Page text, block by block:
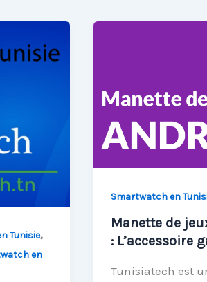
Tunisie,
en
Smartwatch en
Manette de
: L’accessoire
Tunisiatech est